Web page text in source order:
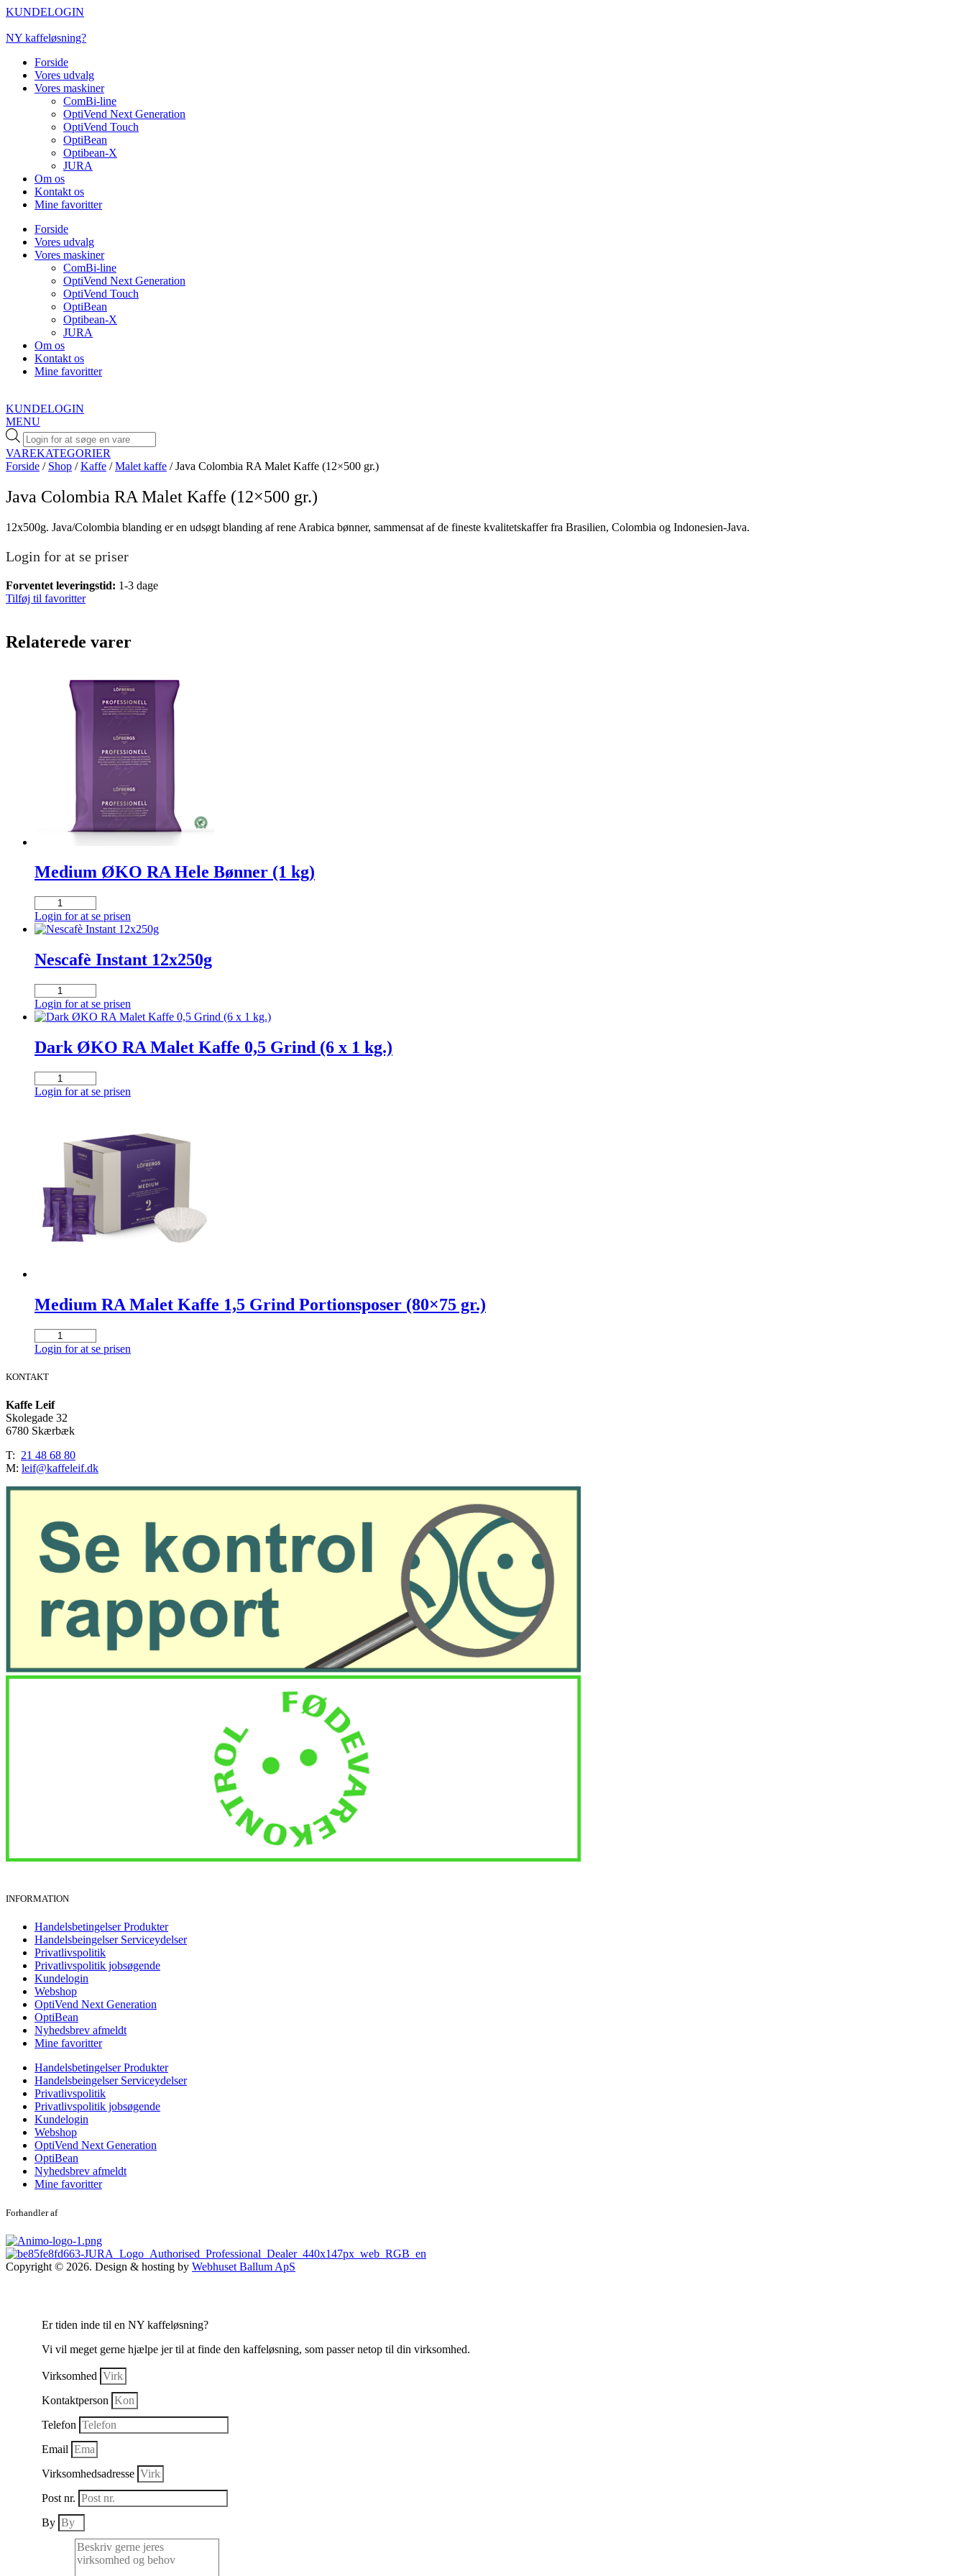
Videre
indhold
KUNDELOGIN
NY kaffeløsning?
Forside
Vores udvalg
Vores maskiner
ComBi-line
OptiVend Next Generation
OptiVend Touch
OptiBean
Optibean-X
JURA
Om os
Kontakt os
Mine favoritter
Forside
Vores udvalg
Vores maskiner
ComBi-line
OptiVend Next Generation
OptiVend Touch
OptiBean
Optibean-X
JURA
Om os
Kontakt os
Mine favoritter
KUNDELOGIN
MENU
Products
search
VAREKATEGORIER
Forside / Shop /Kaffe /Malet kaffe / Java Colombia RA Malet Kaffe (12×500 gr.)
Java Colombia RA Malet Kaffe (12×500 gr.)
12x500g. Java/Colombia blanding er en udsøgt blanding af rene Arabica bønner, sammensat af de fineste kvalitetskaffer fra Brasilien, Colombia og Indonesien-Java.
Login for at se priser
Forventet leveringstid: 1-3 dage
Tilføj til favoritter
Relaterede varer
Medium ØKO RA Hele Bønner (1 kg)
Medium
ØKO
RA
Bønner
(1
Login for at se prisen
Nescafè Instant 12x250g
Nescafè
Instant
12x250g
Login for at se prisen
Dark ØKO RA Malet Kaffe 0,5 Grind (6 x 1 kg.)
ØKO
kg.)
antal
Login for at se prisen
Medium RA Malet Kaffe 1,5 Grind Portionsposer (80×75 gr.)
Medium
RA
Kaffe
Grind
Portionsposer
(80x75
gr.)
antal
Login for at se prisen
KONTAKT
Kaffe Leif
Skolegade 32
6780 Skærbæk
T: 21 48 68 80
M: leif@kaffeleif.dk
INFORMATION
Handelsbetingelser Produkter
Handelsbeingelser Serviceydelser
Privatlivspolitik
Privatlivspolitik jobsøgende
Kundelogin
Webshop
OptiVend Next Generation
OptiBean
Nyhedsbrev afmeldt
Mine favoritter
Handelsbetingelser Produkter
Handelsbeingelser Serviceydelser
Privatlivspolitik
Privatlivspolitik jobsøgende
Kundelogin
Webshop
OptiVend Next Generation
OptiBean
Nyhedsbrev afmeldt
Mine favoritter
Forhandler af
Copyright © 2026. Design & hosting by Webhuset Ballum ApS
Er tiden inde til en NY kaffeløsning?
Vi vil meget gerne hjælpe jer til at finde den kaffeløsning, som passer netop til din virksomhed.
Virksomhed
Kontaktperson
Telefon
Email
Virksomhedsadresse
Post nr.
By